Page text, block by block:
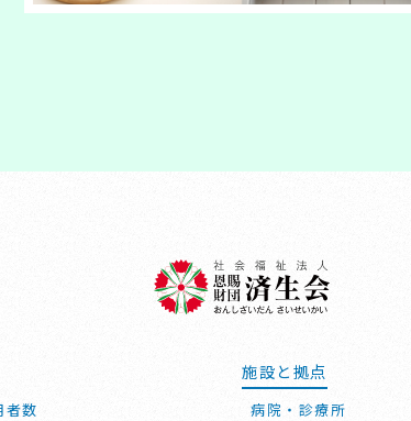
者数
施設と拠点
病院・診療所